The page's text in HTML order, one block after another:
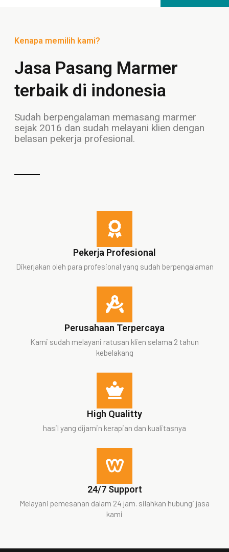
Kenapa memilih kami?
Jasa Pasang Marmer
terbaik di indonesia
Sudah berpengalaman memasang marmer
sejak 2016 dan sudah melayani klien dengan
belasan pekerja profesional.
Pekerja Profesional
Dikerjakan oleh para profesional yang sudah berpengalaman
Perusahaan Terpercaya
Kami sudah melayani ratusan klien selama 2 tahun
kebelakang
High Qualitty
hasil yang dijamin kerapian dan kualitasnya
24/7 Support
Melayani pemesanan dalam 24 jam. silahkan hubungi jasa
kami